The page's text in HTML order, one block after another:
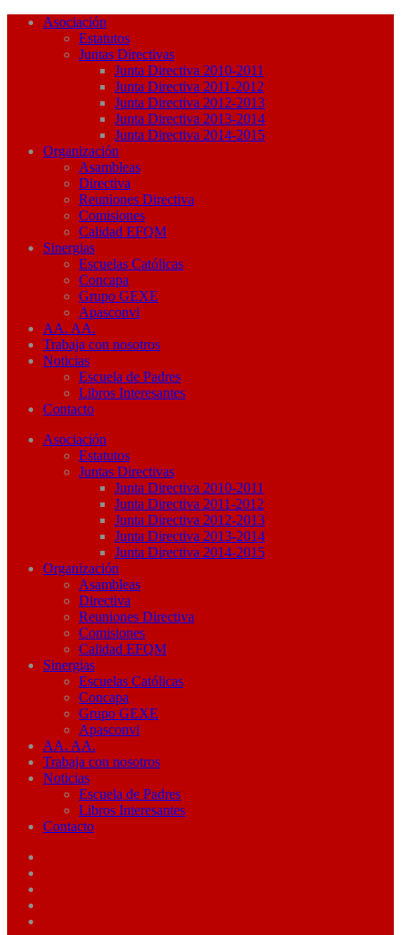
Asociación
Estatutos
Juntas Directivas
Junta Directiva 2010-2011
Junta Directiva 2011-2012
Junta Directiva 2012-2013
Junta Directiva 2013-2014
Junta Directiva 2014-2015
Organización
Asambleas
Directiva
Reuniones Directiva
Comisiones
Calidad EFQM
Sinergias
Escuelas Católicas
Concapa
Grupo GEXE
Apasconvi
AA. AA.
Trabaja con nosotros
Noticias
Escuela de Padres
Libros Interesantes
Contacto
Asociación
Estatutos
Juntas Directivas
Junta Directiva 2010-2011
Junta Directiva 2011-2012
Junta Directiva 2012-2013
Junta Directiva 2013-2014
Junta Directiva 2014-2015
Organización
Asambleas
Directiva
Reuniones Directiva
Comisiones
Calidad EFQM
Sinergias
Escuelas Católicas
Concapa
Grupo GEXE
Apasconvi
AA. AA.
Trabaja con nosotros
Noticias
Escuela de Padres
Libros Interesantes
Contacto